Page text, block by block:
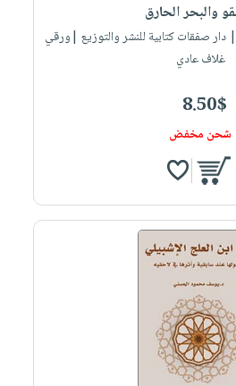
والبحر الحارق
| دار صفقات كتابية للنشر والتوزيع |ورقي
غلاف عادي
8.50$
شحن مخفض